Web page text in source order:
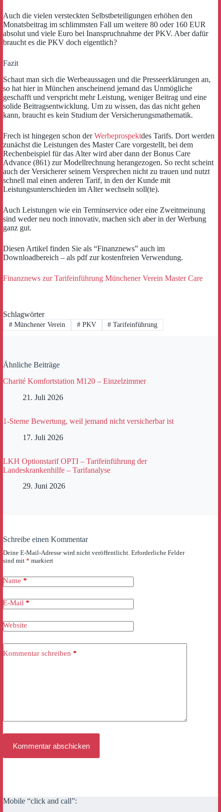
Auch die vielen versteckten Selbstbeteiligungen erhöhen den
Monatsbeitrag im schlimmsten Fall um weitere 80 oder 160 EUR
absolut und viele Euro bei Inanspruchnahme der PKV. Aber dafür
braucht es die PKV doch eigentlich?
Fazit
Schaut man sich die Werbeaussagen und die Presseerklärungen an,
so hat hier in München anscheinend jemand das Unmögliche
geschafft und verspricht mehr Leistung, weniger Beitrag und eine
solide Beitragsentwicklung. Um zu wissen, das das nicht gehen
kann, braucht es kein Studium der Versicherungsmathematik.
Frech ist hingegen schon derWerbeprospektdes Tarifs. Dort werden
zunächst die Leistungen des Master Care vorgestellt, bei dem
Rechenbeispiel für das Alter wird aber dann der Bonus Care
Advance (861) zur Modellrechnung herangezogen. So recht scheint
auch der Versicherer seinem Versprechen nicht zu trauen und nutzt
schnell mal einen anderen Tarif, in den der Kunde mit
Leistungsunterschieden im Alter wechseln soll(te).
Auch Leistungen wie ein Terminservice oder eine Zweitmeinung
sind weder neu noch innovativ, machen sich aber in der Werbung
ganz gut.
Diesen Artikel finden Sie als “Finanznews” auch im
Downloadbereich – als pdf zur kostenfreien Verwendung.
Finanznews zur Tarifeinführung Münchener Verein Master Care
Schlagwörter
#Münchener Verein #PKV # Tarifeinführung
Ähnliche Beiträge
Charité Komfortstation M120 – Einzelzimmer
21. Juli 2026
1-Sterne Bewertung, weil jemand nicht versicherbar ist
17. Juli 2026
LKH Optionstarif OPTI – Tarifeinführung der
Landeskrankenhilfe – Tarifanalyse
29. Juni 2026
Schreibe einen Kommentar
Deine E-Mail-Adresse wird nicht veröffentlicht. Erforderliche Felder
sind mit * markiert
Name *
E-Mail *
Website
Kommentar schreiben *
Kommentar abschicken
Mobile “click and call”: